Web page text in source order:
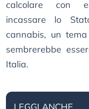
calcolare con
incassare lo
cannabis, un
sembrerebbe
Italia.